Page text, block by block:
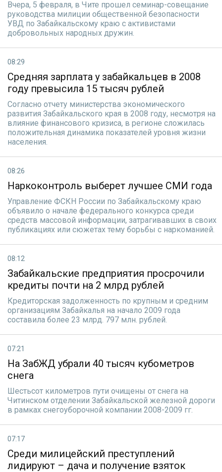
Вчера, 5 февраля, в Чите прошел семинар-совещание
руководства милиции общественной безопасности
УВД по Забайкальскому краю с активистами
добровольных народных дружин.
08:29
Средняя зарплата у забайкальцев в 2008
году превысила 15 тысяч рублей
Согласно отчету министерства экономического
развития Забайкальского края в 2008 году, несмотря на
влияние финансового кризиса, в регионе сложилась
положительная динамика показателей уровня жизни
населения.
08:26
Наркоконтроль выберет лучшее СМИ года
Управление ФСКН России по Забайкальскому краю
объявило о начале федерального конкурса среди
средств массовой информации, затрагивавших в своих
публикациях или сюжетах тему борьбы с наркоманией.
08:12
Забайкальские предприятия просрочили
кредиты почти на 2 млрд рублей
Кредиторская задолженность по крупным и средним
организациям Забайкалья на начало 2009 года
составила более 23 млрд. 797 млн. рублей.
07:21
На ЗабЖД убрали 40 тысяч кубометров
снега
Шестьсот километров пути очищены от снега на
Читинском отделении Забайкальской железной дороги
в рамках снегоуборочной компании 2008-2009 гг.
07:17
Среди милицейский преступлений
лидируют – дача и получение взяток